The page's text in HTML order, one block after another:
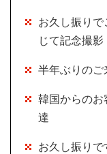
お久し振り
じて記念撮影
半年ぶりの
韓国からの
達
お久し振り